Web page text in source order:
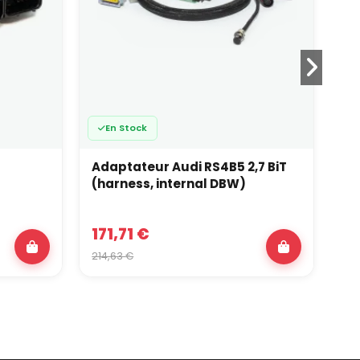
En Stock
Adaptateur Audi RS4B5 2,7 BiT
(harness, internal DBW)
171,71 €
214,63 €